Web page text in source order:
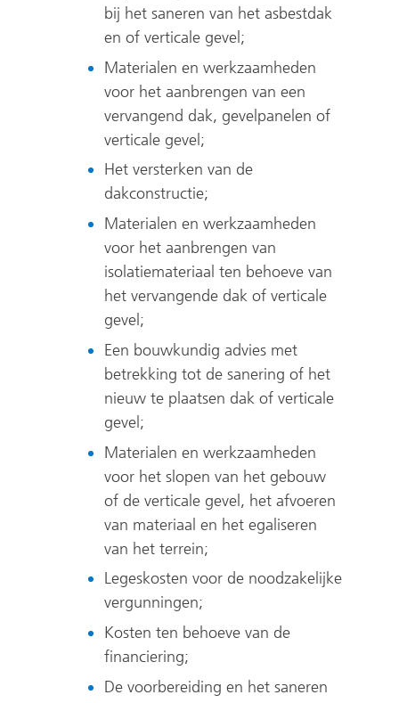
bij het saneren van het asbestdak
en of verticale gevel;
Materialen en werkzaamheden
voor het aanbrengen van een
vervangend dak, gevelpanelen of
verticale gevel;
Het versterken van de
dakconstructie;
Materialen en werkzaamheden
voor het aanbrengen van
isolatiemateriaal ten behoeve van
het vervangende dak of verticale
gevel;
Een bouwkundig advies met
betrekking tot de sanering of het
nieuw te plaatsen dak of verticale
gevel;
Materialen en werkzaamheden
voor het slopen van het gebouw
of de verticale gevel, het afvoeren
van materiaal en het egaliseren
van het terrein;
Legeskosten voor de noodzakelijke
vergunningen;
Kosten ten behoeve van de
financiering;
De voorbereiding en het saneren